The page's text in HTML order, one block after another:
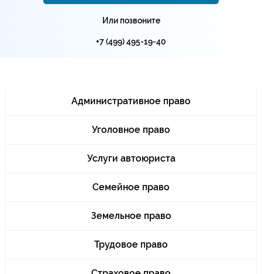
Или позвоните
+7 (499) 495-19-40
Административное право
Уголовное право
Услуги автоюриста
Семейное право
Земельное право
Трудовое право